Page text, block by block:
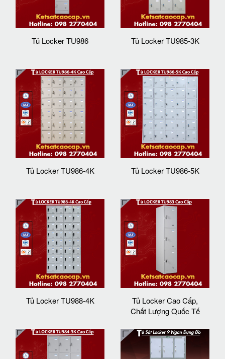
Tủ Locker TU986 Tủ Locker TU985-3K
Tủ Locker TU986-4K Tủ Locker TU986-5K
Tủ Locker TU988-4K
Tủ Locker Cao Cấp,
Chất Lượng Quốc Tế